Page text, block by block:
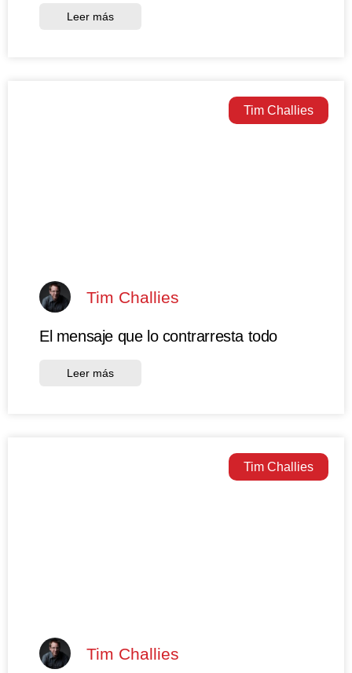
Leer más
Tim Challies
Tim Challies
El mensaje que lo contrarresta todo
Leer más
Tim Challies
Tim Challies